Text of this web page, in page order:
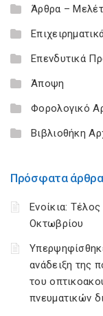
Άρθρα –
Επενδυτικά
Άποψη
Φορολογικό
Βιβλιοθήκη
Πρόσφατα άρθρα
Ενοίκια:
Οκτωβρίου
ανάδειξη της
του
πνευματικών